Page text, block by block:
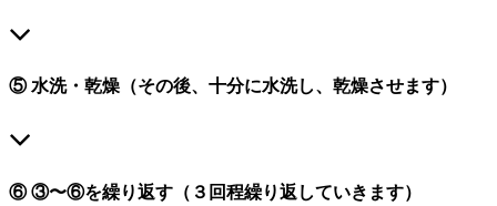
⑤ 水洗・乾燥（その後、十分に水洗し、乾燥させます）
⑥ ③〜⑥を繰り返す（３回程繰り返していきます）